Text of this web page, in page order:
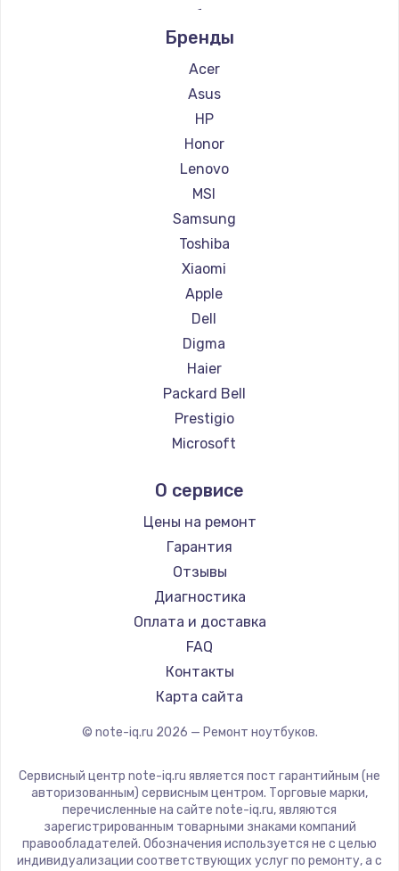
Ремонт ноутбуков Alienware
Ремонт ноутбуков Aquarius
Ремонт ноутбуков Gigabyte
Ремонт ноутбуков Aorus
Ремонт ноутбуков Maibenben
Ремонт ноутбуков Getac
Ремонт ноутбуков Epson
Ремонт ноутбуков Philips
Ремонт ноутбуков LG
Ремонт ноутбуков Panasonic
Ремонт ноутбуков Irbis
Ремонт ноутбуков Thunderobot
Ремонт ноутбуков Hasee
Ремонт ноутбуков ZTE
Ремонт ноутбуков Hiper
Ремонт ноутбуков Evga
Ремонт ноутбуков Google
Ремонт ноутбуков Echips
Ремонт ноутбуков Predator
Ремонт ноутбуков iru
Ремонт ноутбуков Machenike
Ремонт ноутбуков DEXP
Ремонт ноутбуков Teclast
Ремонт ноутбуков CHUWI
Ремонт ноутбуков Colorful
Бренды
Acer
Asus
HP
Honor
Lenovo
MSI
Samsung
Toshiba
Xiaomi
Apple
Dell
Digma
Haier
Packard Bell
Prestigio
Microsoft
Aquarius
Gigabyte
Aorus
Maibenben
Getac
Epson
Philips
LG
Panasonic
ZTE
Hiper
Evga
Google
О сервисе
Цены на ремонт
Гарантия
Отзывы
Диагностика
Оплата и доставка
FAQ
Контакты
Карта сайта
© note-iq.ru 2026 — Ремонт ноутбуков.
Сервисный центр note-iq.ru является пост гарантийным (не
авторизованным) сервисным центром. Торговые марки,
перечисленные на сайте note-iq.ru, являются
зарегистрированным товарными знаками компаний
правообладателей. Обозначения используется не с целью
индивидуализации соответствующих услуг по ремонту, а с